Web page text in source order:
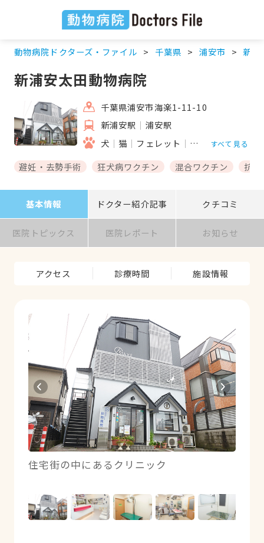
動物病院ドクターズ・ファイル 千葉県 浦安市 新浦
新浦安太田動物病院
千葉県浦安市海楽1-11-10
新浦安駅
浦安駅
犬
猫 フェレット うさぎ ハムスタ
すべて見る
避妊・去勢手術 狂犬病ワクチン 混合ワクチン 抗
基本情報 ドクター紹介記事 クチコミ
医院トピックス 医院レポート お知らせ
アクセス 診療時間 施設情報
住宅街の中にあるクリニック